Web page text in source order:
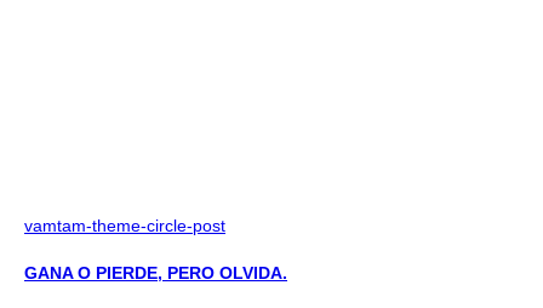
vamtam-theme-circle-post
GANA O PIERDE, PERO OLVIDA.